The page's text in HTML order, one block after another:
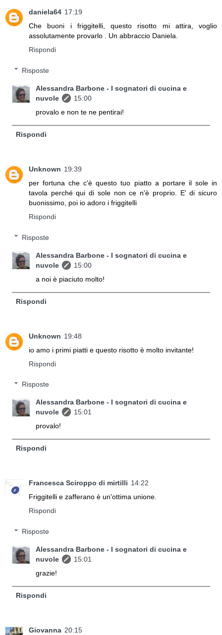
daniela64 17:19
Che buoni i friggitelli, questo risotto mi attira, voglio
assolutamente provarlo . Un abbraccio Daniela.
Rispondi
Risposte
Alessandra Barbone - I sognatori di cucina e
nuvole
15:00
provalo e non te ne pentirai!
Rispondi
Unknown 19:39
per fortuna che c'è questo tuo piatto a portare il sole in
tavola perché qui di sole non ce n'è proprio. E' di sicuro
buonissimo, poi io adoro i friggitelli
Rispondi
Risposte
Alessandra Barbone - I sognatori di cucina e
nuvole
15:00
a noi è piaciuto molto!
Rispondi
Unknown 19:48
io amo i primi piatti e questo risotto è molto invitante!
Rispondi
Risposte
Alessandra Barbone - I sognatori di cucina e
nuvole
15:01
provalo!
Rispondi
Francesca Sciroppo di mirtilli 14:22
Friggitelli e zafferano è un'ottima unione.
Rispondi
Risposte
Alessandra Barbone - I sognatori di cucina e
nuvole
15:01
grazie!
Rispondi
Giovanna 20:15